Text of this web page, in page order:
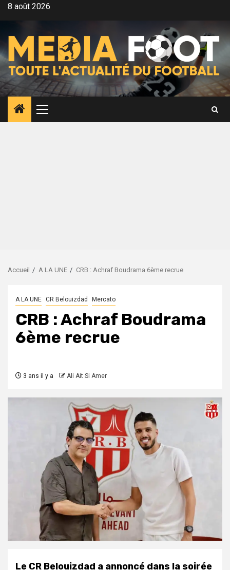
Aller8 août 2026
Menu
principal
Accueil A LA UNE CRB : Achraf Boudrama 6ème recrue
A LA UNE CR Belouizdad Mercato
CRB : Achraf Boudrama
6ème recrue
3 ans il y a Ali Ait Si Amer
Le CR Belouizdad a annoncé dans la soirée